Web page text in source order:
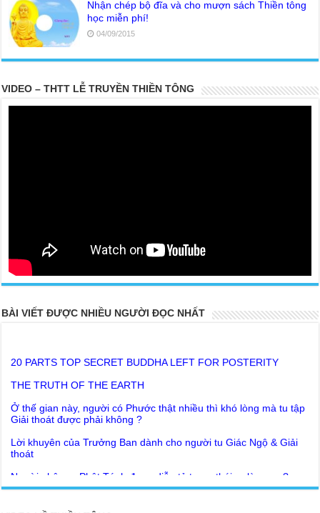
Nhận chép bộ đĩa và cho mượn sách Thiền tông
học miễn phí!
04/09/2015
VIDEO – THTT LỄ TRUYỀN THIỀN TÔNG
BÀI VIẾT ĐƯỢC NHIỀU NGƯỜI ĐỌC NHẤT
THE TRUTH OF THE EARTH
Ở thế gian này, người có Phước thật nhiều thì khó lòng mà tu tập
Lời khuyên của Trưởng Ban dành cho người tu Giác Ngộ & Giải
Người nhận ra Phật Tánh được diễn tả trạng thái ra làm sao?
Đức Phật dạy về cách tạo Công Đức và Phước Đức
Giải đáp Thiền tông P19 - Ma Vương là ai? Cha để đức cho con?